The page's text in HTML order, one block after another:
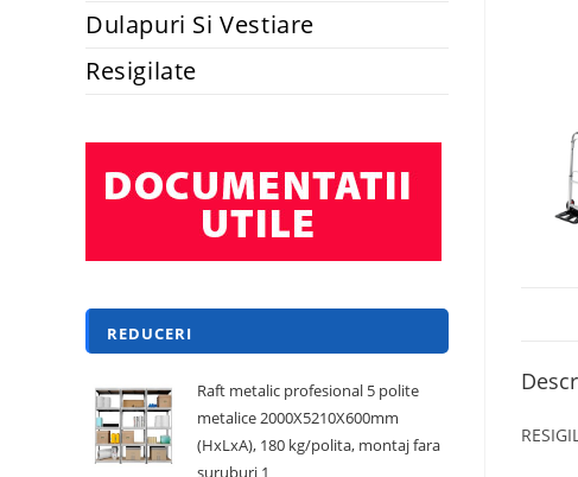
Dulapuri Si Vestiare
Resigilate
REDUCERI
Raft metalic profesional 5 polite
metalice 2000X5210X600mm
(HxLxA), 180 kg/polita, montaj fara
suruburi 1